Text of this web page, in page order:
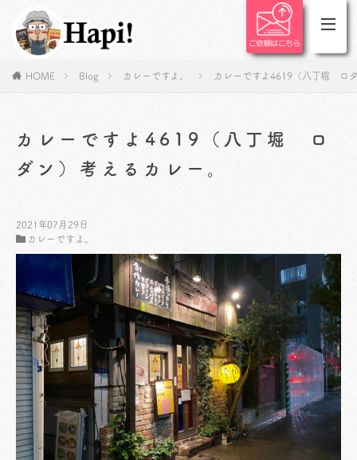
HOME Blog カレーですよ。 カレーですよ4619（八丁堀 ロ
カレーですよ4619（八丁堀 ロ
ダン）考えるカレー。
2021年07月29日
カレーですよ。